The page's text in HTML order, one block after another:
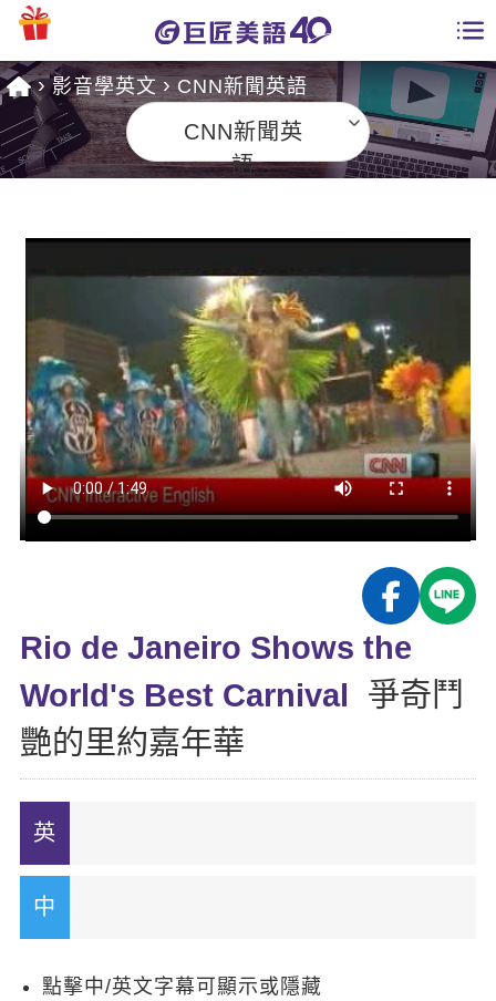
課程總覽
英文會話
商用英文
英文檢定
TOEIC 多益課程
能力養成
自然發音
開口溜英文
旅遊英文
基礎字彙
情境閱讀
英語俱樂部
ECAM
Let's Talk
日語
韓語
西班牙語
更多
一對一家教
企業訓練
全國分校
英文部落格
多益秒學堂
影音學英文
師資團隊
學習分享
學員故事
活動花絮
校園贊助
學員專區
Recruiting
影音學英文 CNN新聞英語
CNN新聞英
語
Rio de Janeiro Shows the
World's Best Carnival
爭奇鬥
艷的里約嘉年華
點擊中/英文字幕可顯示或隱藏